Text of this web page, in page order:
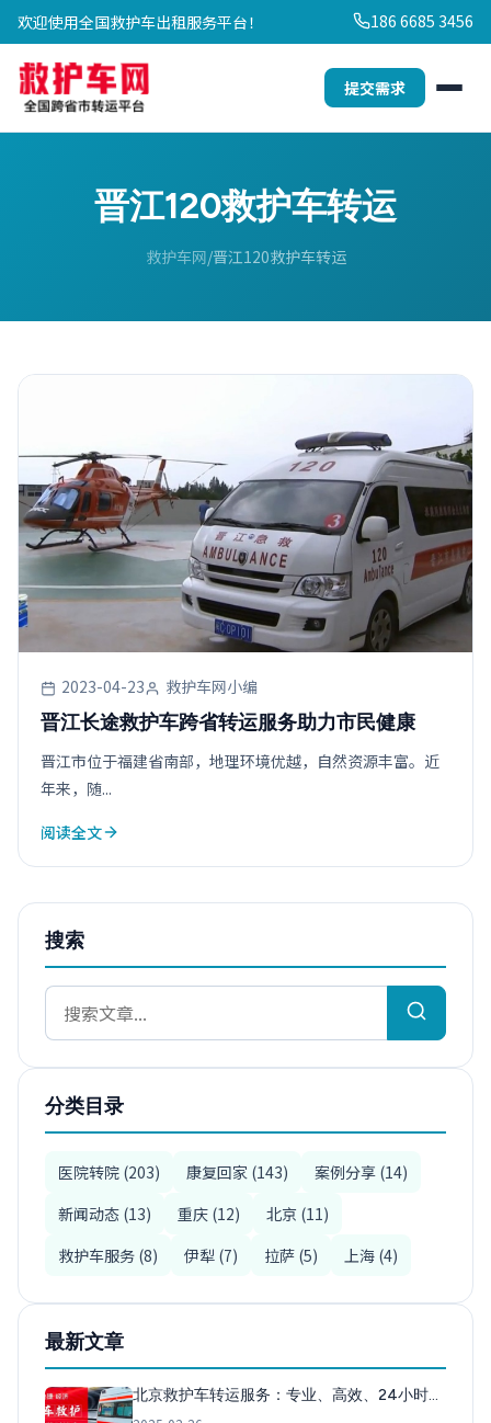
欢迎使用全国救护车出租服务平台！ 186 6685 3456
提交需求
晋江120救护车转运
救护车网 晋江120救护车转运
2023-04-23 救护车网小编
晋江长途救护车跨省转运服务助力市民健康
晋江市位于福建省南部，地理环境优越，自然资源丰富。近
年来，随...
阅读全文
搜索
分类目录
医院转院 (203) 康复回家 (143)
案例分享 (14)
新闻动态 (13)
重庆 (12)
北京 (11)
救护车服务 (8)
伊犁 (7) 拉萨 (5) 上海 (4)
最新文章
北京救护车转运服务：专业、高效、24小时…